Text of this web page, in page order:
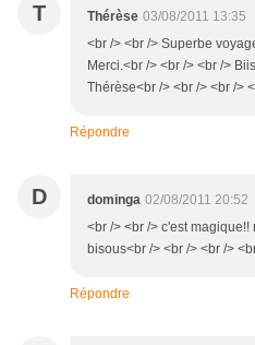
T Thérèse 03/08/2011 13:35
<br /> <br /> Superbe
Merci.<br /> <br /> <br />
Thérèse<br /> <br /> <br />
Répondre
D dominga 02/08/2011 20:52
<br /> <br /> c'est
bisous<br /> <br /> <br />
Répondre